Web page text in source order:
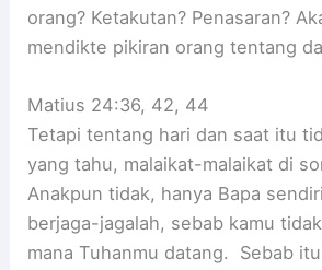
orang? Ketakutan? Penasaran?
mendikte pikiran orang tentang
Matius 24:36, 42, 44
Tetapi tentang hari dan saat itu
yang tahu, malaikat-malaikat di
Anakpun tidak, hanya Bapa
berjaga-jagalah, sebab kamu
mana Tuhanmu datang. Sebab